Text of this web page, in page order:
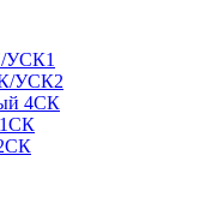
УСК1
УСК2
4СК
1СК